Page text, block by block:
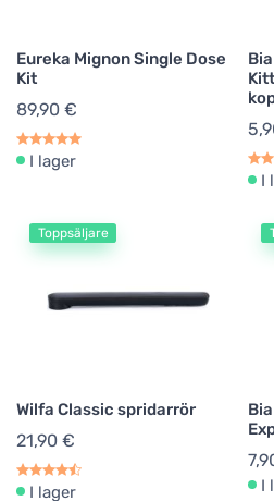
Eureka Mignon Single Dose
Kit
89,90 €
I lager
I
Toppsäljare
Wilfa Classic spridarrör
21,90 €
I lager I